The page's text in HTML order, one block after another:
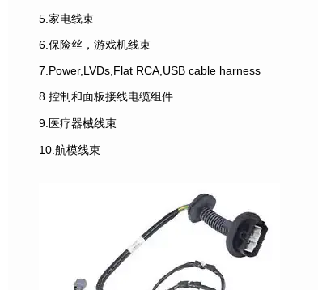
5.家电线束
6.保险丝，游戏机线束
7.Power,LVDs,Flat RCA,USB cable harness
8.控制和面板接线电缆组件
9.医疗器械线束
10.航模线束